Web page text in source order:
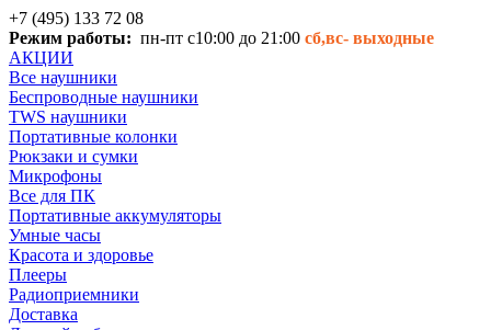
+7 (495) 133 72 08
Режим работы: пн-пт с10:00 до 21:00 сб,вс- выходные
АКЦИИ
Все наушники
Беспроводные наушники
TWS наушники
Портативные колонки
Рюкзаки и сумки
Микрофоны
Все для ПК
Портативные аккумуляторы
Умные часы
Красота и здоровье
Плееры
Радиоприемники
Доставка